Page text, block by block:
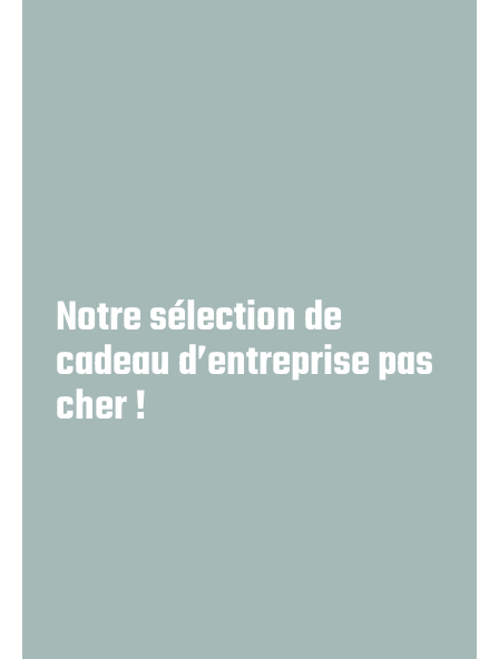
Notre sélection de
cadeau d’entreprise pas
cher !